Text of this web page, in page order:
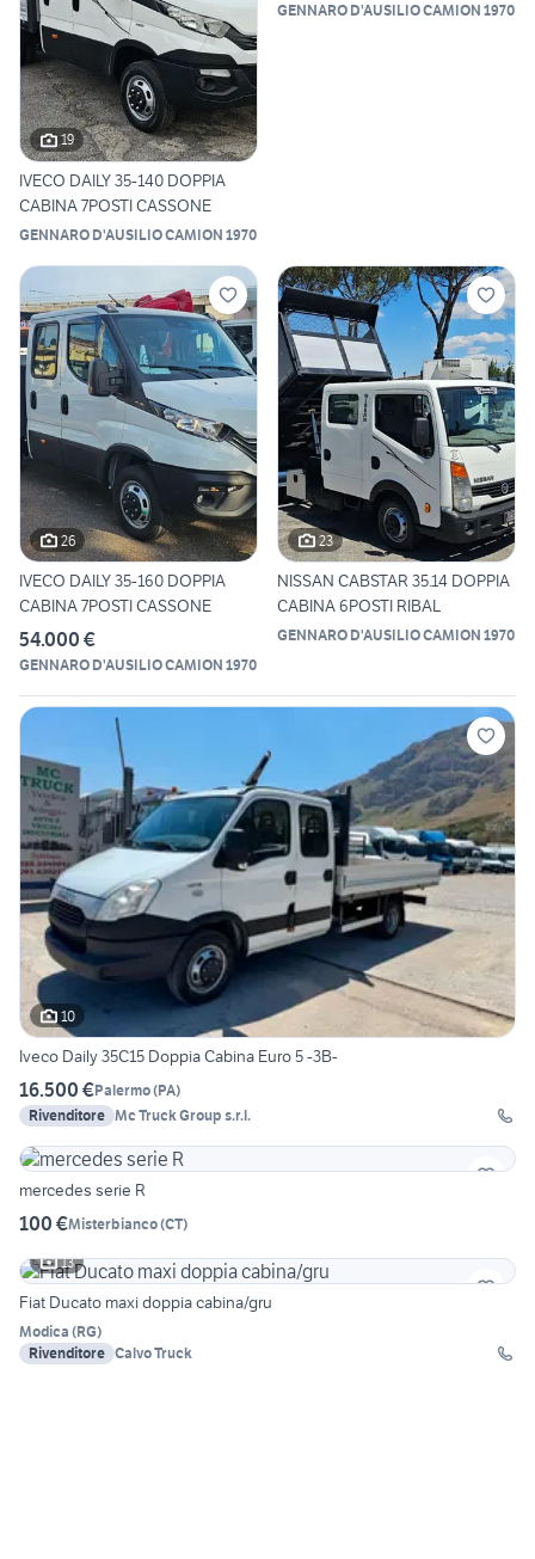
19
IVECO DAILY 35-140 DOPPIA
CABINA 7POSTI CASSONE
GENNARO D'AUSILIO CAMION 1970
GENNARO D'AUSILIO CAMION 1970
26
IVECO DAILY 35-160 DOPPIA
CABINA 7POSTI CASSONE
54.000 €
GENNARO D'AUSILIO CAMION 1970
23
NISSAN CABSTAR 35.14 DOPPIA
CABINA 6POSTI RIBAL
GENNARO D'AUSILIO CAMION 1970
10
Iveco Daily 35C15 Doppia Cabina Euro 5 -3B-
16.500 €Palermo(PA)
Rivenditore Mc Truck Group s.r.l.
mercedes serie R
100 €Misterbianco(CT)
13
Fiat Ducato maxi doppia cabina/gru
Modica (RG)
Rivenditore Calvo Truck